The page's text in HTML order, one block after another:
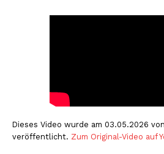
Dieses Video wurde am 03.05.2026 von
veröffentlicht. Zum Original-Video auf